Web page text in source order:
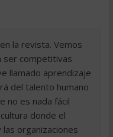
la revista. Vemos
ser competitivas
llamado aprendizaje
del talento humano
no es nada fácil
donde el
organizaciones